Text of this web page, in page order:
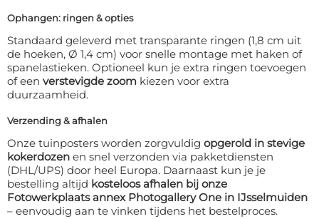
Ophangen: ringen & opties
Standaard geleverd met transparante ringen (1,8 cm uit
de hoeken, Ø 1,4 cm) voor snelle montage met haken of
spanelastieken. Optioneel kun je extra ringen toevoegen
of een verstevigde zoom kiezen voor extra
duurzaamheid.
Verzending & afhalen
Onze tuinposters worden zorgvuldig opgerold in stevige
kokerdozen en snel verzonden via pakketdiensten
(DHL/UPS) door heel Europa. Daarnaast kun je je
bestelling altijd kosteloos afhalen bij onze
Fotowerkplaats annex Photogallery One in IJsselmuiden
– eenvoudig aan te vinken tijdens het bestelproces.